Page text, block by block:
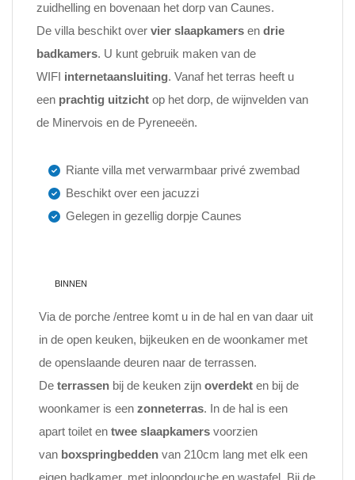
zuidhelling en bovenaan het dorp van Caunes.
De villa beschikt over vier slaapkamers en drie
badkamers. U kunt gebruik maken van de
WIFI internetaansluiting. Vanaf het terras heeft u
een prachtig uitzicht op het dorp, de wijnvelden van
de Minervois en de Pyreneeën.
Riante villa met verwarmbaar privé zwembad
Beschikt over een jacuzzi
Gelegen in gezellig dorpje Caunes
BINNEN
Via de porche /entree komt u in de hal en van daar uit
in de open keuken, bijkeuken en de woonkamer met
de openslaande deuren naar de terrassen.
De terrassen bij de keuken zijn overdekt en bij de
woonkamer is een zonneterras. In de hal is een
apart toilet en twee slaapkamers voorzien
van boxspringbedden van 210cm lang met elk een
eigen badkamer, met inloopdouche en wastafel. Bij de